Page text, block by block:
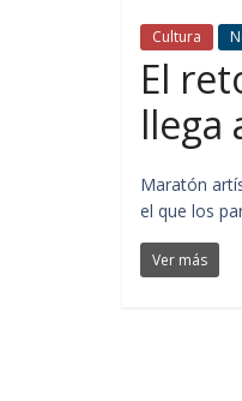
Cultura
El
llega
Maratón
el que los
Ver más